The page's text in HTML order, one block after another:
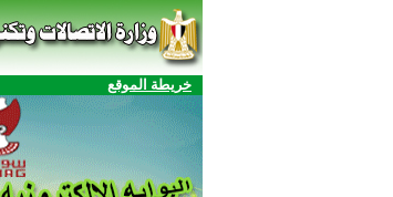
خريطة الموقع